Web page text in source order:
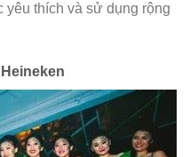
yêu thích và sử dụng rộng